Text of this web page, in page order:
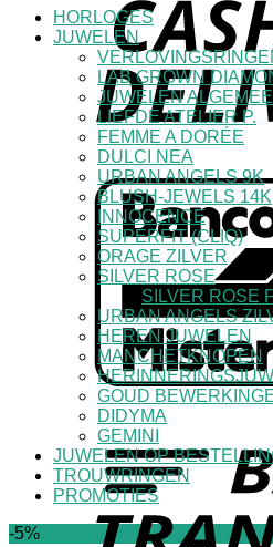
HORLOGES
JUWELEN
LAB GROWN
JUWELEN
LIEFDE ATELIER P.
FEMME A DORÉE
DULCI NEA
URBAN ANGELS 9K
BLUSH-JEWELS 14K
INNOCENCE
SUPERFIT (CLIQ)
ORAGE ZILVER
SILVER ROSE
SILVER ROSE
URBAN ANGELS
HEREN JUWELEN
MANCHETKNOPEN
GOUD
DIDYMA
GEMINI
JUWELEN OP
TROUWRINGEN
PROMOTIES
-5%